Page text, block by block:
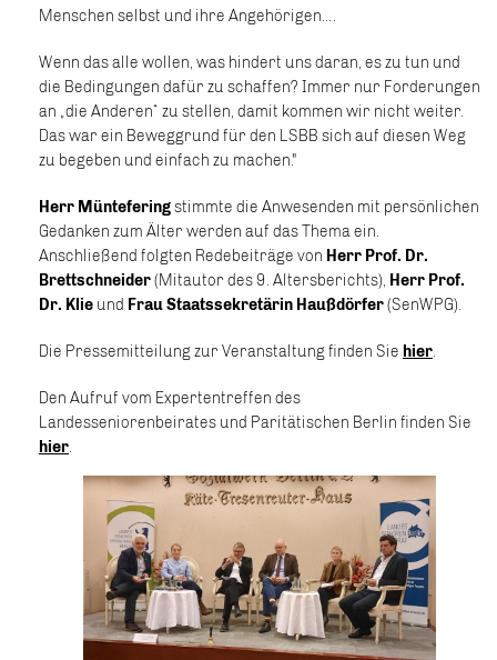
Menschen selbst und ihre Angehörigen….
Wenn das alle wollen, was hindert uns daran, es zu tun und
die Bedingungen dafür zu schaffen? Immer nur Forderungen
an „die Anderen“ zu stellen, damit kommen wir nicht weiter.
Das war ein Beweggrund für den LSBB sich auf diesen Weg
zu begeben und einfach zu machen."
Herr Münteferingstimmte die Anwesenden mit persönlichen
Gedanken zum Älter werden auf das Thema ein.
Anschließend folgten Redebeiträge von Herr Prof. Dr.
Brettschneider(Mitautor des 9. Altersberichts), Herr Prof.
Dr. Klie und Frau Staatssekretärin Haußdörfer(SenWPG).
Die Pressemitteilung zur Veranstaltung finden Sie hier.
Den Aufruf vom Expertentreffen des
Landesseniorenbeirates und Paritätischen Berlin finden Sie
hier.